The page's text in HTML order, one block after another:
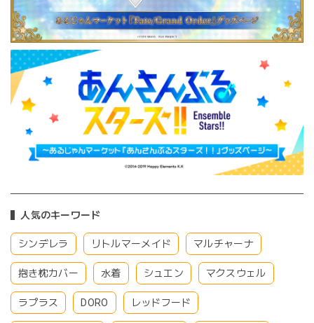
人気のキーワード
シンデレラ リトルマーメイド マルチャーナ
抱き枕カバー 水着 シュエン マクスウェル
ラプラス DORO レッドフード